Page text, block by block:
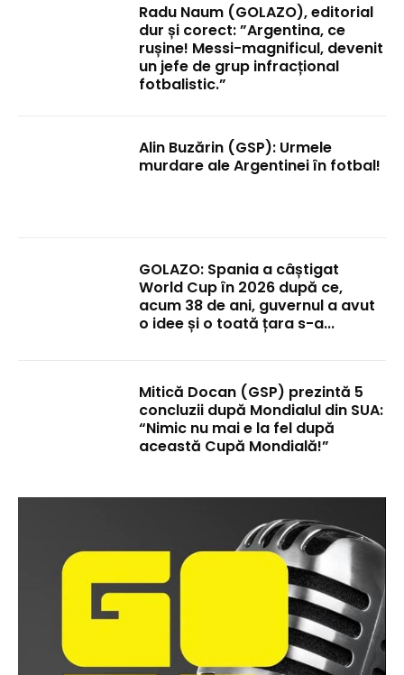
Radu Naum (GOLAZO), editorial
dur și corect: ”Argentina, ce
rușine! Messi-magnificul, devenit
un jefe de grup infracțional
fotbalistic.”
Alin Buzărin (GSP): Urmele
murdare ale Argentinei în fotbal!
GOLAZO: Spania a câștigat
World Cup în 2026 după ce,
acum 38 de ani, guvernul a avut
o idee și o toată țara s-a...
Mitică Docan (GSP) prezintă 5
concluzii după Mondialul din SUA:
“Nimic nu mai e la fel după
această Cupă Mondială!”